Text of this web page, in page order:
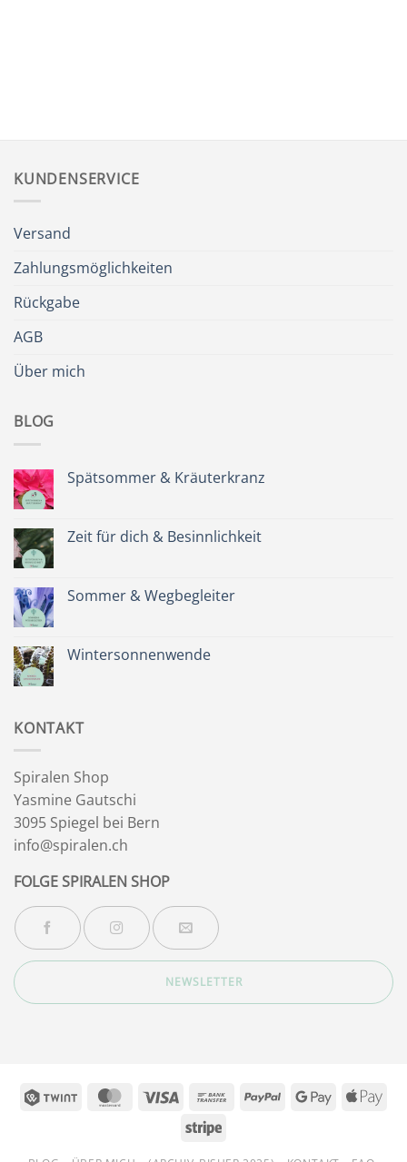
KUNDENSERVICE
Versand
Zahlungsmöglichkeiten
Rückgabe
AGB
Über mich
BLOG
Spätsommer & Kräuterkranz
Spätsommer
&
Zeit für dich & Besinnlichkeit
Zeit
für
Sommer & Wegbegleiter
Sommer
&
Wintersonnenwende
KONTAKT
Spiralen Shop
Yasmine Gautschi
3095 Spiegel bei Bern
info@spiralen.ch
FOLGE SPIRALEN SHOP
NEWSLETTER
Twint MasterCard
Visa
Bank
PayPal
Google
Stripe